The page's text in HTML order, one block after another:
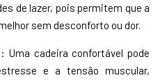
de lazer, pois permitem que a
sem desconforto ou dor.
Uma cadeira confortável pode
e a tensão muscular,